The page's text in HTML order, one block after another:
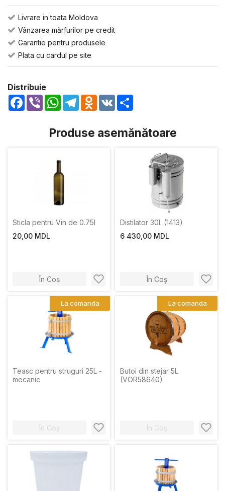
Livrare in toata Moldova
Vânzarea mărfurilor pe credit
Garantie pentru produsele
Plata cu cardul pe site
Distribuie
Facebook
Viber WhatsApp
TelegramOdnoklassniki
VK
Produse asemănătoare
Sticla pentru Vin de 0.75l
20,00 MDL
În Coș
Distilator 30l. (1413)
6 430,00 MDL
În Coș
Teasc pentru struguri 25L -
mecanic
În Coș
La comanda
Butoi din stejar 5L
(VOR58640)
În Coș
La comanda